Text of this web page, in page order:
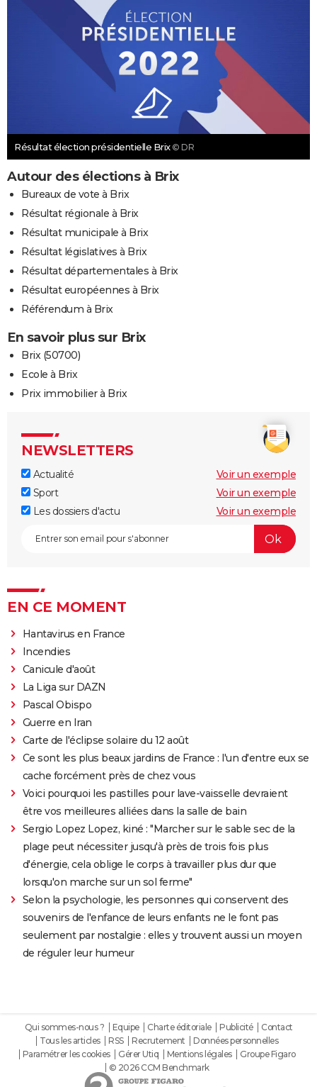
Résultat élection présidentielle Brix © DR
Autour des élections à Brix
Bureaux de vote à Brix
Résultat régionale à Brix
Résultat municipale à Brix
Résultat législatives à Brix
Résultat départementales à Brix
Résultat européennes à Brix
Référendum à Brix
En savoir plus sur Brix
Brix (50700)
Ecole à Brix
Prix immobilier à Brix
NEWSLETTERS
Actualité
Voir un exemple
Sport
Voir un exemple
Les dossiers d'actu
Voir un exemple
EN CE MOMENT
Hantavirus en France
Incendies
Canicule d'août
La Liga sur DAZN
Pascal Obispo
Guerre en Iran
Carte de l'éclipse solaire du 12 août
Ce sont les plus beaux jardins de France : l'un d'entre eux se
cache forcément près de chez vous
Voici pourquoi les pastilles pour lave-vaisselle devraient
être vos meilleures alliées dans la salle de bain
Sergio Lopez Lopez, kiné : "Marcher sur le sable sec de la
plage peut nécessiter jusqu'à près de trois fois plus
d'énergie, cela oblige le corps à travailler plus dur que
lorsqu'on marche sur un sol ferme"
Selon la psychologie, les personnes qui conservent des
souvenirs de l'enfance de leurs enfants ne le font pas
seulement par nostalgie : elles y trouvent aussi un moyen
de réguler leur humeur
Qui sommes-nous ? Equipe Charte éditoriale Publicité
Contact
Tous les articles
RSS Recrutement
Données personnelles
Paramétrer les cookies
Gérer Utiq Mentions légales
Groupe Figaro
© 2026 CCM Benchmark